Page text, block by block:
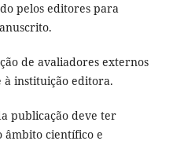
pelos editores para
de avaliadores externos
à instituição editora.
publicação deve ter
âmbito científico e